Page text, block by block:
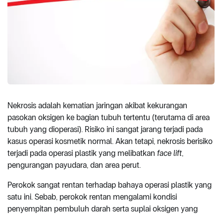
Nekrosis adalah kematian jaringan akibat kekurangan
pasokan oksigen ke bagian tubuh tertentu (terutama di area
tubuh yang dioperasi). Risiko ini sangat jarang terjadi pada
kasus operasi kosmetik normal. Akan tetapi, nekrosis berisiko
terjadi pada operasi plastik yang melibatkan face lift,
pengurangan payudara, dan area perut.
Perokok sangat rentan terhadap bahaya operasi plastik yang
satu ini. Sebab, perokok rentan mengalami kondisi
penyempitan pembuluh darah serta suplai oksigen yang